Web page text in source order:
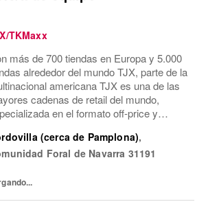
TKMaxx
más de 700 tiendas en Europa y 5.000
alrededor del mundo TJX, parte de la
americana TJX es una de las
cadenas de retail del mundo,
en el formato off-price y
marcas, calidad, variedad y moda
(cerca de Pamplona),
Foral de Navarra 31191